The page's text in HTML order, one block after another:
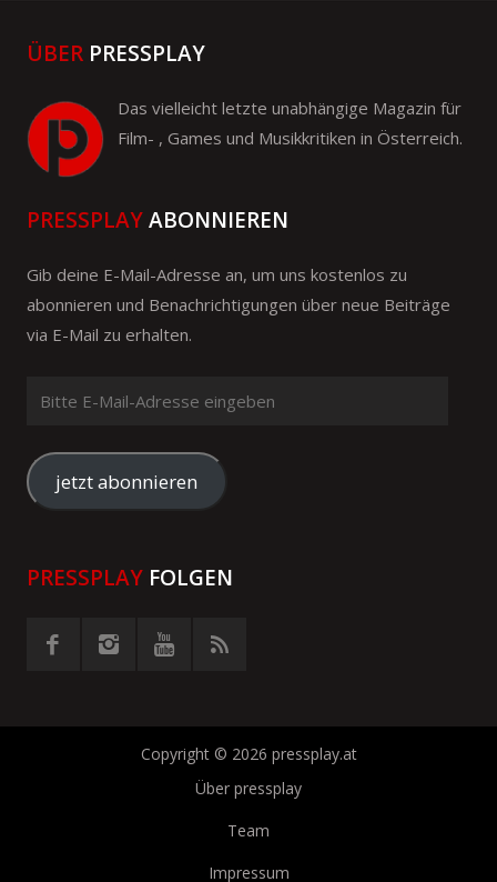
ÜBER PRESSPLAY
Das vielleicht letzte unabhängige Magazin für
Film- , Games und Musikkritiken in Österreich.
PRESSPLAYABONNIEREN
Gib deine E-Mail-Adresse an, um uns kostenlos zu
abonnieren und Benachrichtigungen über neue Beiträge
via E-Mail zu erhalten.
Mail-
Adresse
eingeben
jetzt abonnieren
PRESSPLAY FOLGEN
Copyright © 2026 pressplay.at
Über pressplay
Team
Impressum